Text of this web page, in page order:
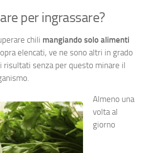
per ingrassare?
chili mangiando solo alimenti
elencati, ve ne sono altri in grado
risultati senza per questo minare il
Almeno una
volta al
giorno